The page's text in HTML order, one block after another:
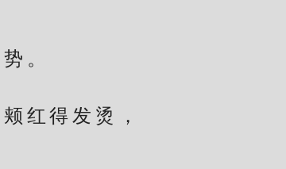
。
红得发烫，